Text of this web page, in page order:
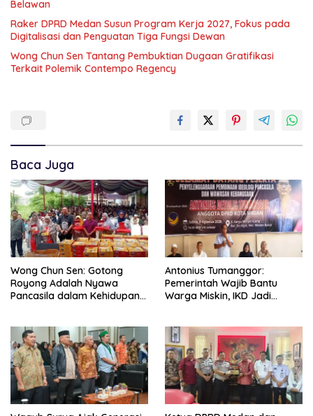
Belawan
Raker DPRD Medan Susun Program Kerja 2027, Fokus pada
Digitalisasi dan Penguatan Tiga Fungsi Dewan
Wong Chun Sen Tantang Pembuktian Dugaan Gratifikasi
Terkait Polemik Contempo Regency
Baca Juga
Wong Chun Sen: Gotong
Royong Adalah Nyawa
Pancasila dalam Kehidupan
Antonius Tumanggor:
Pemerintah Wajib Bantu
Warga Miskin, IKD Jadi